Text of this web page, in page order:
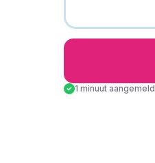
1 minuut aangemeld